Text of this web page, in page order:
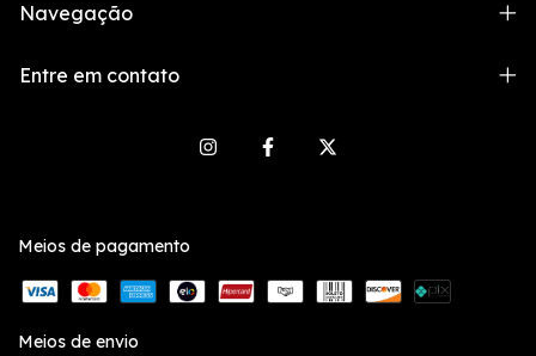
Navegação
Entre em contato
Meios de pagamento
Meios de envio